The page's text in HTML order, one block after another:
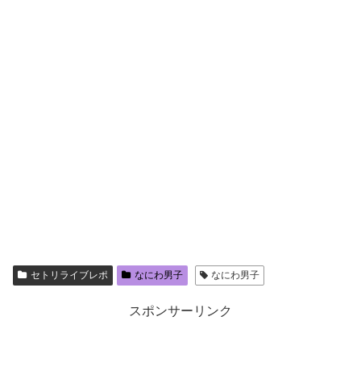
セトリライブレポ なにわ男子 なにわ男子
スポンサーリンク